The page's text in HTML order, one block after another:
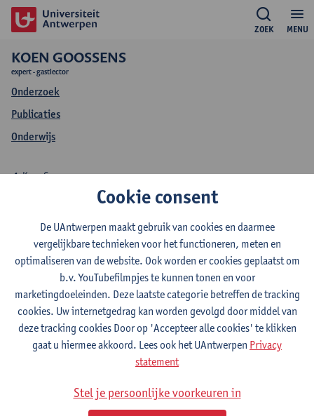
MENU
ZOEK
KOEN GOOSSENS
expert - gastlector
Onderzoek
Publicaties
Onderwijs
Onderwijs Koen
Goossens
Koen Goossens
2026-2027 2025-2026 2024-2025
6-Kwaliteit, veiligheid, milieu en
Bachelor in de industriële wetenschappen: chemie
Cookie consent
De UAntwerpen maakt gebruik van cookies en daarmee
vergelijkbare technieken voor het functioneren, meten en
optimaliseren van de website. Ook worden er cookies geplaatst om
b.v. YouTubefilmpjes te kunnen tonen en voor
marketingdoeleinden. Deze laatste categorie betreffen de tracking
cookies. Uw internetgedrag kan worden gevolgd door middel van
deze tracking cookies Door op 'Accepteer alle cookies' te klikken
gaat u hiermee akkoord. Lees ook het UAntwerpen Privacy
statement
Stel je persoonlijke voorkeuren in